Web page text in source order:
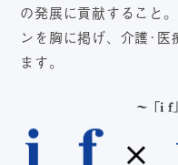
の発展に貢献すること。
ンを胸に掲げ、介護･医
ます。